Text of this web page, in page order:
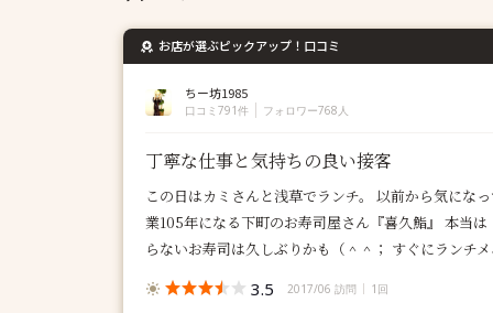
お店が選ぶピックアップ！口コミ
ちー坊1985
口コミ791件 フォロワー768人
丁寧な仕事と気持ちの良い接客
この日はカミさんと浅草でランチ。 以前から気にな
業105年になる下町のお寿司屋さん『喜久鮨』 本当
らないお寿司は久しぶりかも（＾＾； すぐにランチ
3.5 2017/06 訪問 1回